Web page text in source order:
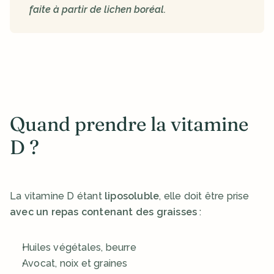
faite à partir de lichen boréal.
Quand prendre la vitamine
D ?
La vitamine D étant liposoluble
avec un repas contenant des graisses :
Huiles végétales, beurre
Avocat, noix et graines